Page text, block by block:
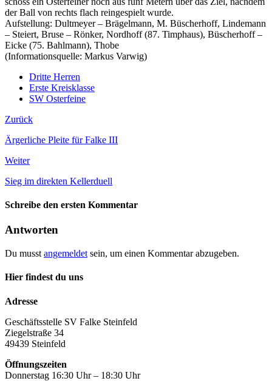
der Ball von rechts flach reingespielt wurde.
Aufstellung: Dultmeyer – Brägelmann, M. Büscherhoff, Lindemann
– Steiert, Bruse – Rönker, Nordhoff (87. Timphaus), Büscherhoff –
Eicke (75. Bahlmann), Thobe
(Informationsquelle: Markus Varwig)
Dritte Herren
Erste Kreisklasse
SW Osterfeine
Zurück
Ärgerliche Pleite für Falke III
Weiter
Sieg im direkten Kellerduell
Schreibe den ersten Kommentar
Antworten
Du musst angemeldet sein, um einen Kommentar abzugeben.
Hier findest du uns
Adresse
Geschäftsstelle SV Falke Steinfeld
Ziegelstraße 34
49439 Steinfeld
Öffnungszeiten
Donnerstag 16:30 Uhr – 18:30 Uhr